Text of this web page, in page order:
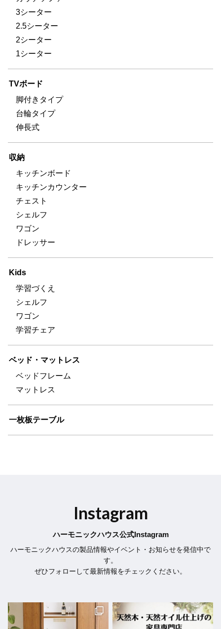
3シーター
2.5シーター
2シーター
1シーター
TVボード
脚付きタイプ
台輪タイプ
伸長式
収納
キッチンボード
キッチンカウンター
チェスト
シェルフ
ワゴン
ドレッサー
Kids
学習づくえ
シェルフ
ワゴン
学習チェア
ベッド・マットレス
ベッドフレーム
マットレス
一枚板テーブル
Instagram
ハーモニックハウス公式Instagram
ハーモニックハウスの製品情報やイベント・お知らせを発信中で
す。
ぜひフォローして最新情報をチェックください。